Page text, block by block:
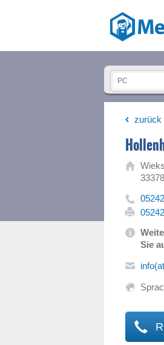
zurück
Sie